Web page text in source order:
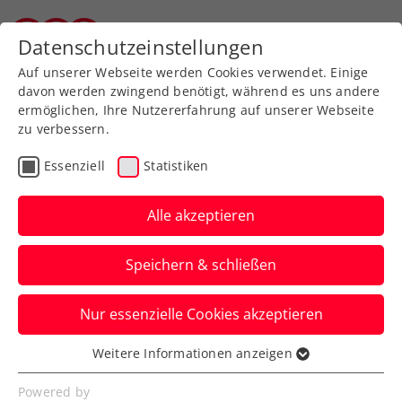
Zurück zur Newsübersicht
Turniere
ATP-Challenger
Maspalomas:
Hallenmeister Misolic im
Halbfinale
Das ÖTV-Ass fixiert auf Gran Canaria zum
Saisonabschluss dank drei Siegen die
Rückkehr unter die Top 150.
Datenschutzeinstellungen
Auf unserer Webseite werden Cookies verwendet. Einige
davon werden zwingend benötigt, während es uns andere
ermöglichen, Ihre Nutzererfahrung auf unserer Webseite
zu verbessern.
Essenziell Statistiken
Alle akzeptieren
Speichern & schließen
Nur essenzielle Cookies akzeptieren
Essenziell
Essenzielle Cookies werden für grundlegende
Weitere Informationen anzeigen
Powered by